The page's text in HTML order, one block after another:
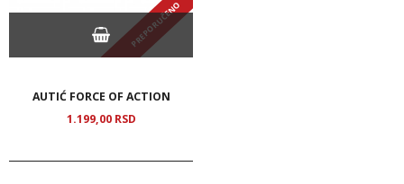
PREPORUČENO
AUTIĆ FORCE OF ACTION
1.199,00 RSD